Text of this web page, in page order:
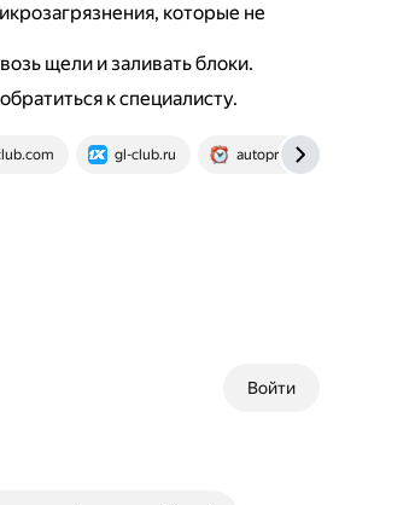
которые не
щели и заливать блоки.
к специалисту.
gl-club.ru autoprogs.ru
Войти